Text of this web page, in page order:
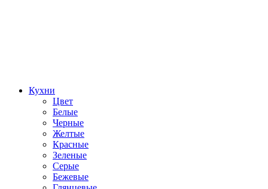
Кухни
Цвет
Белые
Черные
Желтые
Красные
Зеленые
Серые
Бежевые